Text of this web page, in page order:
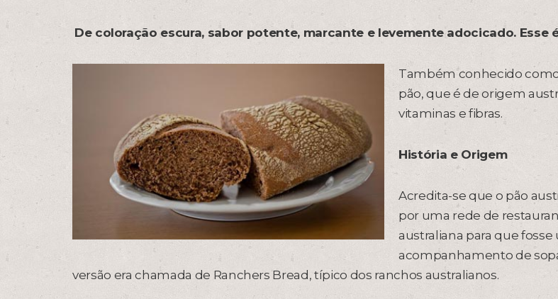
De coloração escura, sabor potente, marcante e levemente adocicado. Esse
Também conhecido
pão, que é de origem
vitaminas e fibras.
História e Origem
Acredita-se que o pão
por uma rede de
australiana para que
acompanhamento de
versão era chamada de Ranchers Bread, típico dos ranchos australianos.